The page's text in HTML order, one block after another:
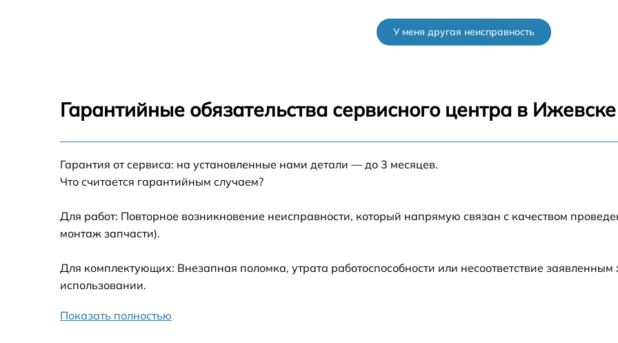
от 60 мин
Ремонт встроенного дальнометра и
других устройств
Замена микросхемы логики от 60 мин
У меня другая неисправность
Гарантийные обязательства сервисного центра в Ижевске
Гарантия от сервиса: на установленные нами детали — до 3 месяцев.
Что считается гарантийным случаем?
Для работ: Повторное возникновение неисправности, который напрямую связан с качеством
монтаж запчасти).
Для комплектующих: Внезапная поломка, утрата работоспособности или несоответствие
использовании.
Показать полностью